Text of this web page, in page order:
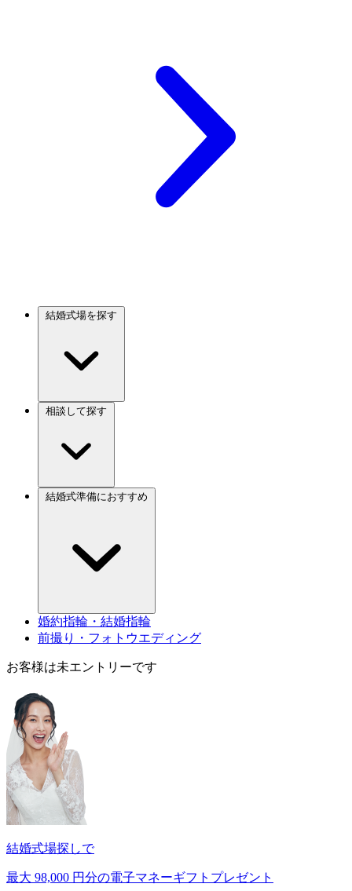
婚約指輪・結婚指輪
前撮り・フォトウエディング
お客様は未エントリーです
結婚式場探しで
最大 98,000 円分の電子マネーギフトプレゼント